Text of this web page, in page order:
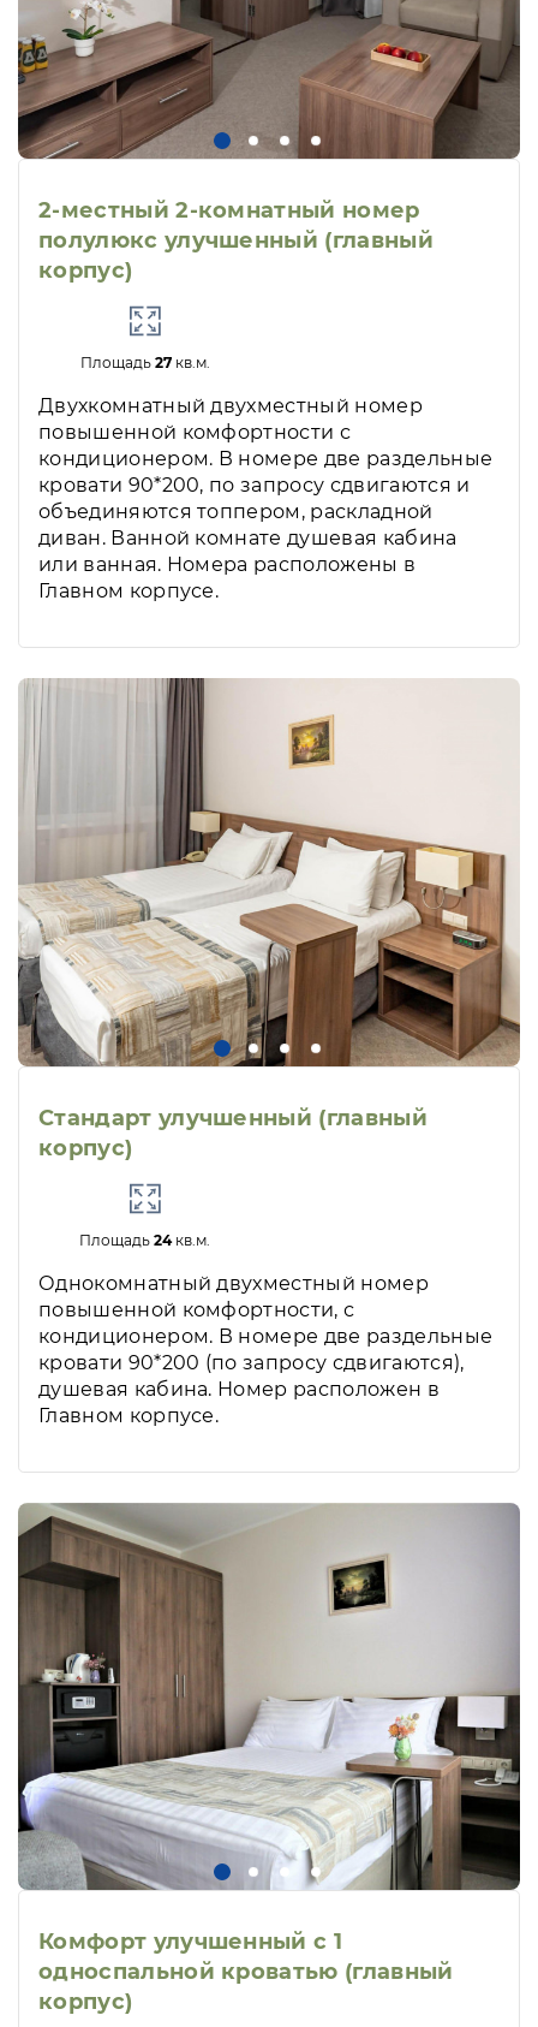
2-местный 2-комнатный номер
полулюкс улучшенный (главный
корпус)
Площадь 27кв.м.
Двухкомнатный двухместный номер
повышенной комфортности с
кондиционером. В номере две раздельные
кровати 90*200, по запросу сдвигаются и
объединяются топпером, раскладной
диван. Ванной комнате душевая кабина
или ванная. Номера расположены в
Главном корпусе.
Стандарт улучшенный (главный
корпус)
Площадь24кв.м.
Однокомнатный двухместный номер
повышенной комфортности, с
кондиционером. В номере две раздельные
кровати 90*200 (по запросу сдвигаются),
душевая кабина. Номер расположен в
Главном корпусе.
Комфорт улучшенный с 1
односпальной кроватью (главный
корпус)